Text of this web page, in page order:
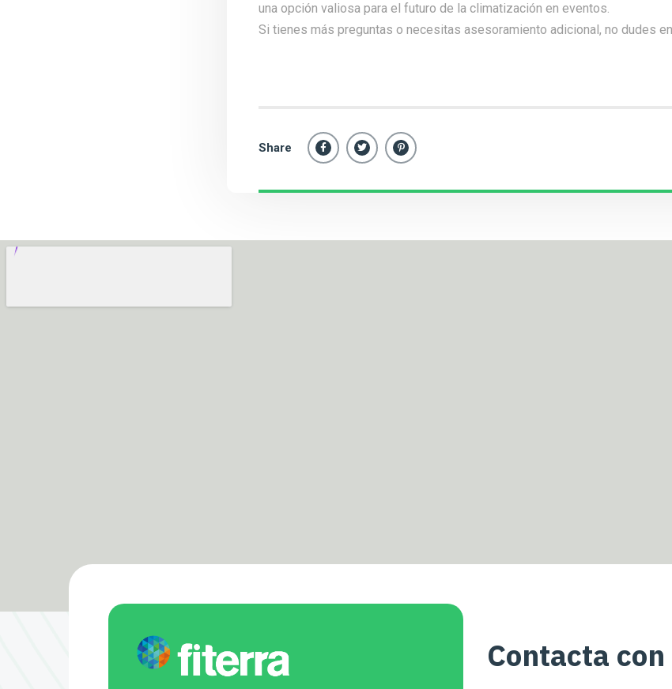
una opción valiosa para el futuro de la climatización en eventos.
Si tienes más preguntas o necesitas asesoramiento adicional, no dudes en
Share
Contacta